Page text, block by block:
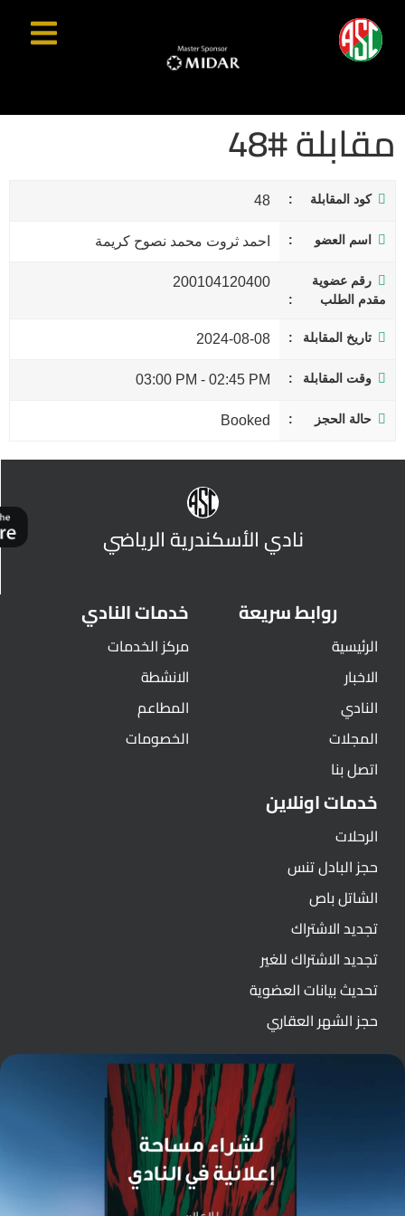
مقابلة #48
كود المقابلة 48
اسم العضو احمد ثروت محمد نصوح كريمة
رقم عضوية
مقدم الطلب
200104120400
تاريخ المقابلة 2024-08-08
وقت المقابلة 02:45 PM
-
03:00 PM
حالة الحجز Booked
نادي الأسكندرية الرياضي
روابط سريعة
الرئيسية
الاخبار
النادي
المجلات
اتصل بنا
خدمات النادي
مركز الخدمات
الانشطة
المطاعم
الخصومات
خدمات اونلاين
الرحلات
حجز البادل تنس
الشاتل باص
تجديد الاشتراك
تجديد الاشتراك للغير
تحديث بيانات العضوية
حجز الشهر العقاري